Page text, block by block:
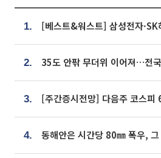
1.
2.
3.
4.